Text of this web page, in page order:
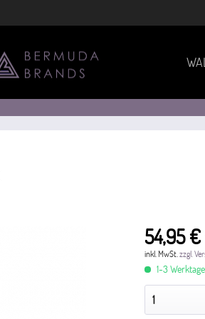
54,95
inkl. MwSt.zzgl.
1-3 Werktage